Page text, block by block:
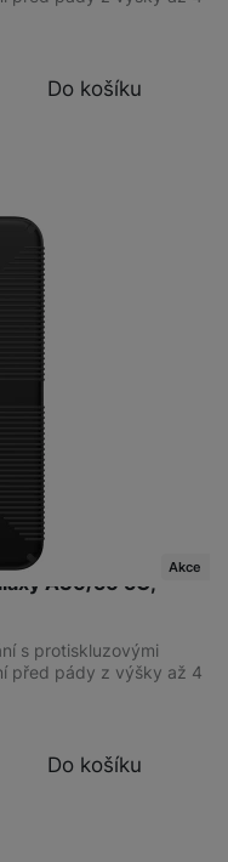
Do košíku
A36/56 5G,
Akce
s protiskluzovými
před pády z výšky až 4
Do košíku